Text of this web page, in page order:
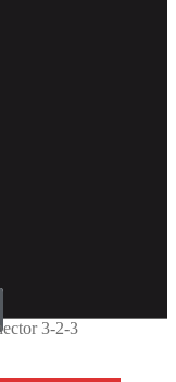
3-2-3